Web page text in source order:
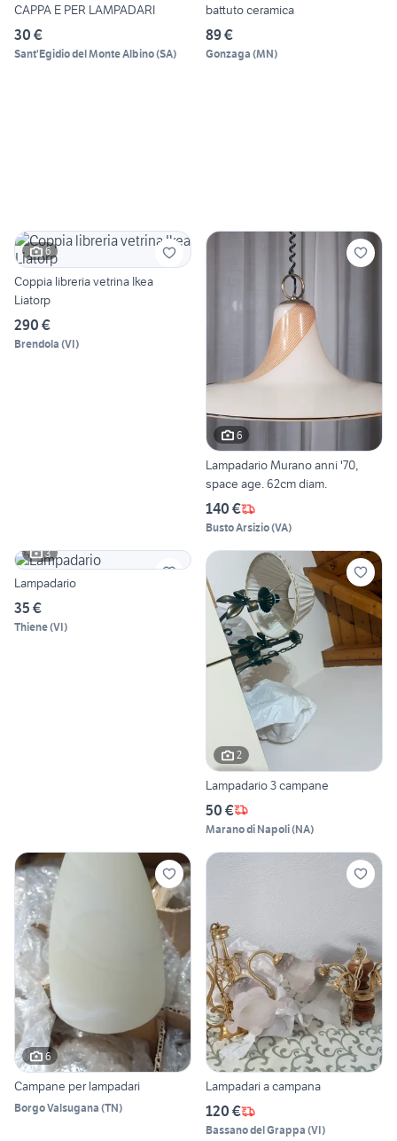
CAPPA E PER LAMPADARI
30 €
Sant'Egidio del Monte Albino(SA)
battuto ceramica
89 €
Gonzaga (MN)
6
Coppia libreria vetrina Ikea
Liatorp
290 €
Brendola (VI)
6
Lampadario Murano anni '70,
space age. 62cm diam.
140 €
Busto Arsizio(VA)
3
Lampadario
35 €
Thiene(VI)
2
Lampadario 3 campane
50 €
Marano di Napoli(NA)
6
Campane per lampadari
Borgo Valsugana (TN)
Lampadari a campana
120 €
Bassano del Grappa (VI)